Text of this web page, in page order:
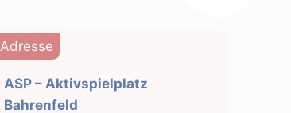
Adresse
ASP – Aktivspielplatz
Bahrenfeld